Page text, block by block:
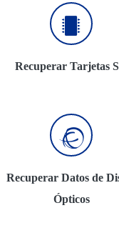
Recuperar Tarjetas
Recuperar Datos de
Ópticos